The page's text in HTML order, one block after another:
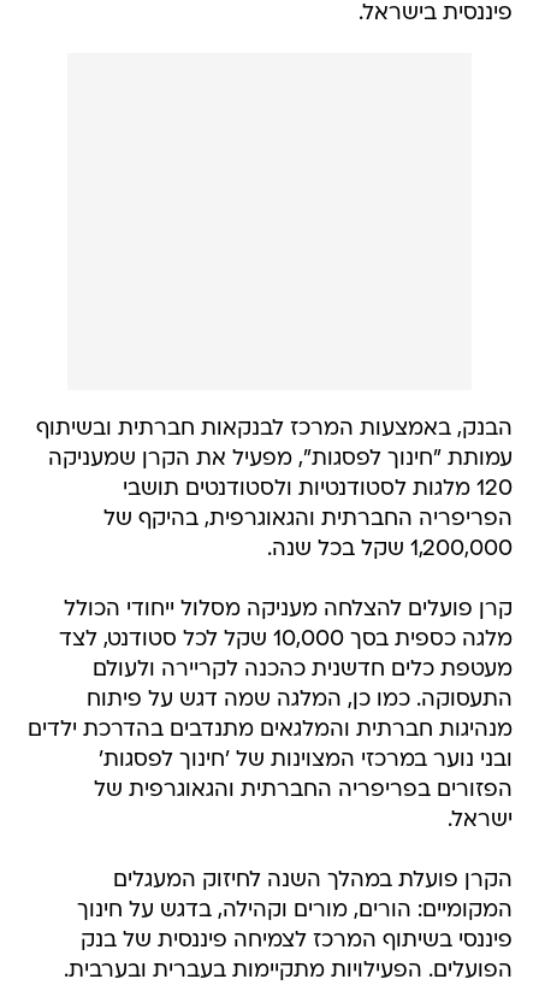
פיננסית בישראל.
הבנק, באמצעות המרכז לבנקאות חברתית ובשיתוף
עמותת "חינוך לפסגות", מפעיל את הקרן שמעניקה
120 מלגות לסטודנטיות ולסטודנטים תושבי
הפריפריה החברתית והגאוגרפית, בהיקף של
1,200,000 שקל בכל שנה.
קרן פועלים להצלחה מעניקה מסלול ייחודי הכולל
מלגה כספית בסך 10,000 שקל לכל סטודנט, לצד
מעטפת כלים חדשנית כהכנה לקריירה ולעולם
התעסוקה. כמו כן, המלגה שמה דגש על פיתוח
מנהיגות חברתית והמלגאים מתנדבים בהדרכת ילדים
ובני נוער במרכזי המצוינות של 'חינוך לפסגות'
הפזורים בפריפריה החברתית והגאוגרפית של
ישראל.
הקרן פועלת במהלך השנה לחיזוק המעגלים
המקומיים: הורים, מורים וקהילה, בדגש על חינוך
פיננסי בשיתוף המרכז לצמיחה פיננסית של בנק
הפועלים. הפעילויות מתקיימות בעברית ובערבית.